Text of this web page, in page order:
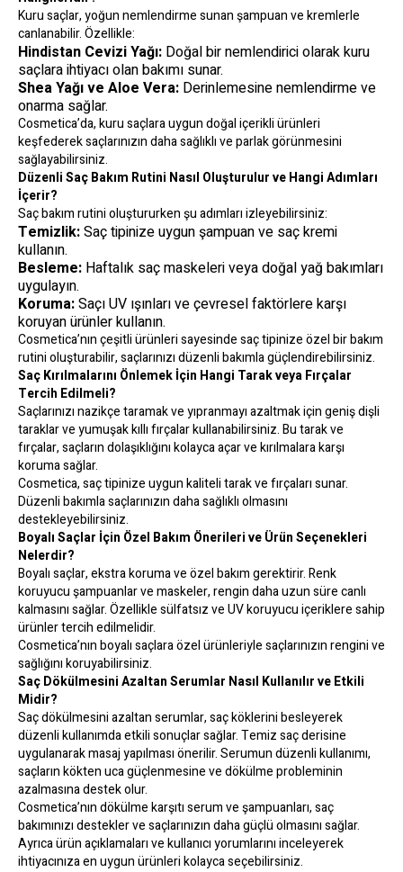
Kuru saçlar, yoğun nemlendirme sunan şampuan ve kremlerle
canlanabilir. Özellikle:
Hindistan Cevizi Yağı: Doğal bir nemlendirici olarak kuru
saçlara ihtiyacı olan bakımı sunar.
Shea Yağı ve Aloe Vera: Derinlemesine nemlendirme ve
onarma sağlar.
Cosmetica’da, kuru saçlara uygun doğal içerikli ürünleri
keşfederek saçlarınızın daha sağlıklı ve parlak görünmesini
sağlayabilirsiniz.
Düzenli Saç Bakım Rutini Nasıl Oluşturulur ve Hangi Adımları
İçerir?
Saç bakım rutini oluştururken şu adımları izleyebilirsiniz:
Temizlik:Saç tipinize uygun şampuan ve saç kremi
kullanın.
Besleme: Haftalık saç maskeleri veya doğal yağ bakımları
uygulayın.
Koruma:Saçı UV ışınları ve çevresel faktörlere karşı
koruyan ürünler kullanın.
Cosmetica’nın çeşitli ürünleri sayesinde saç tipinize özel bir bakım
rutini oluşturabilir, saçlarınızı düzenli bakımla güçlendirebilirsiniz.
Saç Kırılmalarını Önlemek İçin Hangi Tarak veya Fırçalar
Tercih Edilmeli?
Saçlarınızı nazikçe taramak ve yıpranmayı azaltmak için geniş dişli
taraklar ve yumuşak kıllı fırçalar kullanabilirsiniz. Bu tarak ve
fırçalar, saçların dolaşıklığını kolayca açar ve kırılmalara karşı
koruma sağlar.
Cosmetica, saç tipinize uygun kaliteli tarak ve fırçaları sunar.
Düzenli bakımla saçlarınızın daha sağlıklı olmasını
destekleyebilirsiniz.
Boyalı Saçlar İçin Özel Bakım Önerileri ve Ürün Seçenekleri
Nelerdir?
Boyalı saçlar, ekstra koruma ve özel bakım gerektirir. Renk
koruyucu şampuanlar ve maskeler, rengin daha uzun süre canlı
kalmasını sağlar. Özellikle sülfatsız ve UV koruyucu içeriklere sahip
ürünler tercih edilmelidir.
Cosmetica’nın boyalı saçlara özel ürünleriyle saçlarınızın rengini ve
sağlığını koruyabilirsiniz.
Saç Dökülmesini Azaltan Serumlar Nasıl Kullanılır ve Etkili
Midir?
Saç dökülmesini azaltan serumlar, saç köklerini besleyerek
düzenli kullanımda etkili sonuçlar sağlar. Temiz saç derisine
uygulanarak masaj yapılması önerilir. Serumun düzenli kullanımı,
saçların kökten uca güçlenmesine ve dökülme probleminin
azalmasına destek olur.
Cosmetica’nın dökülme karşıtı serum ve şampuanları, saç
bakımınızı destekler ve saçlarınızın daha güçlü olmasını sağlar.
Ayrıca ürün açıklamaları ve kullanıcı yorumlarını inceleyerek
ihtiyacınıza en uygun ürünleri kolayca seçebilirsiniz.